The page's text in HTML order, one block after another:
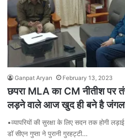
Ganpat Aryan February 13, 2023
छपरा MLA का CM नीतीश पर
लड़ने वाले आज खुद ही बने है
•व्यापरियों की सुरक्षा के लिए सदन तक होगी
डॉ सीएन गुप्ता ने पुरानी गुरहट्टी…